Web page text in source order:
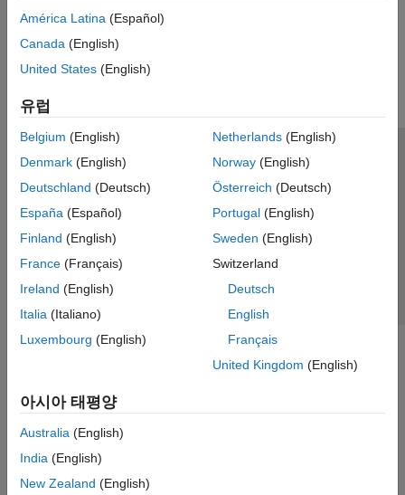
América Latina (Español)
Canada (English)
United States (English)
유럽
Belgium (English)
Denmark (English)
Deutschland (Deutsch)
España (Español)
Finland (English)
France (Français)
Ireland (English)
Italia (Italiano)
Luxembourg (English)
Netherlands(English)
Norway(English)
Österreich (Deutsch)
Portugal(English)
Sweden (English)
Switzerland
Deutsch
English
Français
United Kingdom (English)
아시아 태평양
Australia (English)
India (English)
New Zealand (English)
신뢰 센터 등록 상표 개인정보 취급방침
불법 복제 방지
애플리케이션 상태
© 1994-2026 The MathWorks, Inc.